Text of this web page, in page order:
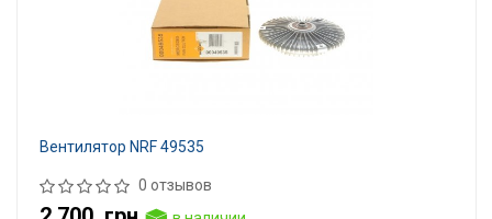
Вентилятор NRF 49535
0 отзывов